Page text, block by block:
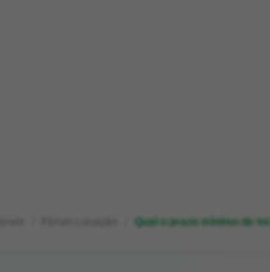
Qual o prazo mínimo de